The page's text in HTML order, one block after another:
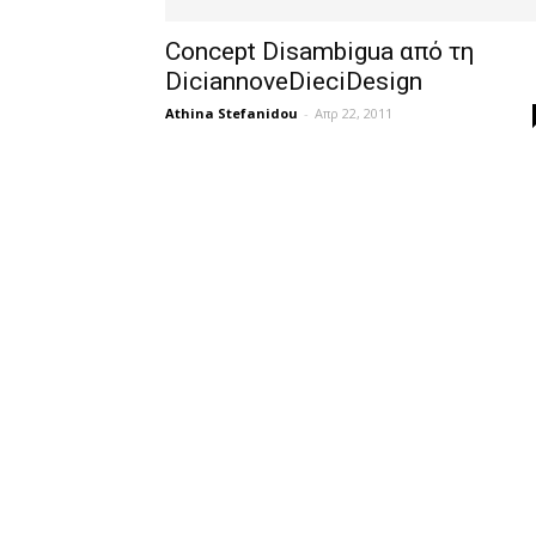
Concept Disambigua από τη
DiciannoveDieciDesign
Athina Stefanidou - Απρ 22, 2011